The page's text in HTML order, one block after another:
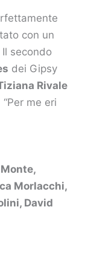
con un
Il secondo
dei Gipsy
Rivale
“Per me eri
Morlacchi,
David